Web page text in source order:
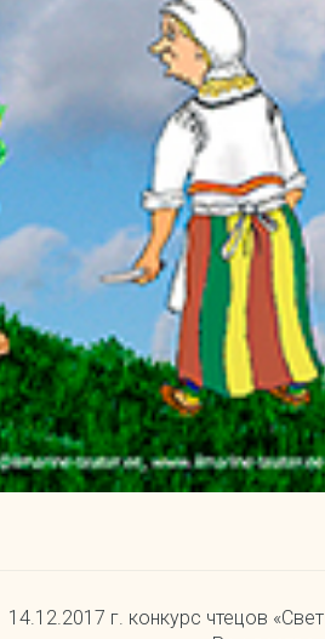
14.12.2017 г. конкурс чтецов «Свет